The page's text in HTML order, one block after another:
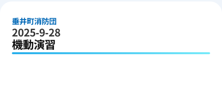
垂井町消防団
2025-9-28
機動演習